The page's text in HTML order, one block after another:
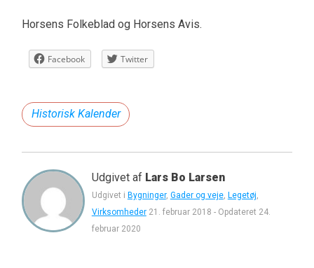
Horsens Folkeblad og Horsens Avis.
Facebook Twitter
Historisk Kalender
Udgivet af Lars Bo Larsen
Udgivet i Bygninger, Gader og veje, Legetøj,
Virksomheder 21. februar 2018 - Opdateret 24.
februar 2020